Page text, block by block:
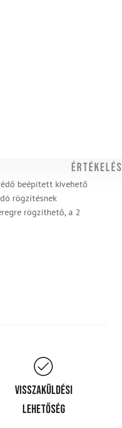
beépített kivehető
rögzítésnek
rögzíthető, a 2
Visszaküldési
lehetőség